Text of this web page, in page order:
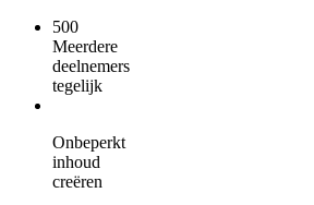
500
Meerdere
deelnemers
tegelijk
Onbeperkt
inhoud
creëren